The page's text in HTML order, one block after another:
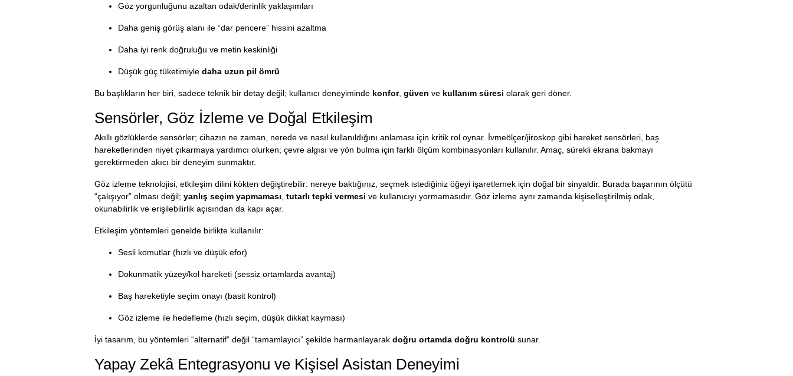
Göz yorgunluğunu azaltan odak/derinlik yaklaşımları
Daha geniş görüş alanı ile “dar pencere” hissini azaltma
Daha iyi renk doğruluğu ve metin keskinliği
Düşük güç tüketimiyle daha uzun pil ömrü
Bu başlıkların her biri, sadece teknik bir detay değil; kullanıcı deneyiminde konfor, güven ve kullanım süresi olarak geri döner.
Sensörler, Göz İzleme ve Doğal Etkileşim
Akıllı gözlüklerde sensörler; cihazın ne zaman, nerede ve nasıl kullanıldığını anlaması için kritik rol oynar. İvmeölçer/jiroskop gibi hareket sensörleri, baş
hareketlerinden niyet çıkarmaya yardımcı olurken; çevre algısı ve yön bulma için farklı ölçüm kombinasyonları kullanılır. Amaç, sürekli ekrana bakmayı
gerektirmeden akıcı bir deneyim sunmaktır.
Göz izleme teknolojisi, etkileşim dilini kökten değiştirebilir: nereye baktığınız, seçmek istediğiniz öğeyi işaretlemek için doğal bir sinyaldir. Burada başarının ölçütü
“çalışıyor” olması değil; yanlış seçim yapmaması tutarlı tepki vermesi ve kullanıcıyı yormamasıdır. Göz izleme aynı zamanda kişiselleştirilmiş odak,
okunabilirlik ve erişilebilirlik açısından da kapı açar.
Etkileşim yöntemleri genelde birlikte kullanılır:
Sesli komutlar (hızlı ve düşük efor)
Dokunmatik yüzey/kol hareketi (sessiz ortamlarda avantaj)
Baş hareketiyle seçim onayı (basit kontrol)
Göz izleme ile hedefleme (hızlı seçim, düşük dikkat kayması)
İyi tasarım, bu yöntemleri “alternatif” değil “tamamlayıcı” şekilde harmanlayarak doğru ortamda doğru kontrolü sunar.
Yapay Zekâ Entegrasyonu ve Kişisel Asistan Deneyimi